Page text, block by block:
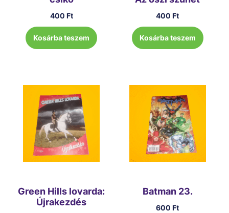
400 Ft
Kosárba teszem
400Ft
Kosárba teszem
Green Hills lovarda:
Újrakezdés
Batman 23.
600Ft